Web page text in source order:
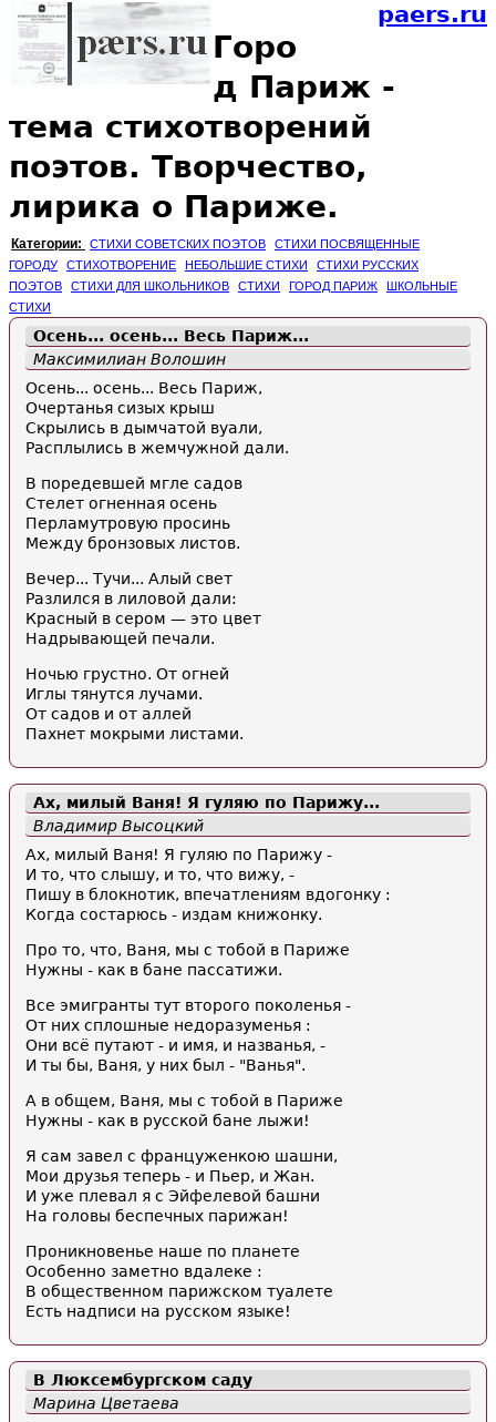
paers.ru
Горо
д Париж -
тема стихотворений
поэтов. Творчество,
лирика о Париже.
Категории: СТИХИ СОВЕТСКИХ ПОЭТОВ
СТИХИ ПОСВЯЩЕННЫЕ
ГОРОДУ
СТИХОТВОРЕНИЕ НЕБОЛЬШИЕ СТИХИ
СТИХИ РУССКИХ
ПОЭТОВ
СТИХИ ДЛЯ ШКОЛЬНИКОВ СТИХИ ГОРОД ПАРИЖ
ШКОЛЬНЫЕ
СТИХИ
Осень... осень... Весь Париж...
Максимилиан Волошин
Осень... осень... Весь Париж,
Очертанья сизых крыш
Скрылись в дымчатой вуали,
Расплылись в жемчужной дали.
В поредевшей мгле садов
Стелет огненная осень
Перламутровую просинь
Между бронзовых листов.
Вечер... Тучи... Алый свет
Разлился в лиловой дали:
Красный в сером — это цвет
Надрывающей печали.
Ночью грустно. От огней
Иглы тянутся лучами.
От садов и от аллей
Пахнет мокрыми листами.
Ах, милый Ваня! Я гуляю по Парижу...
Владимир Высоцкий
Ах, милый Ваня! Я гуляю по Парижу -
И то, что слышу, и то, что вижу, -
Пишу в блокнотик, впечатлениям вдогонку :
Когда состарюсь - издам книжонку.
Про то, что, Ваня, мы с тобой в Париже
Нужны - как в бане пассатижи.
Все эмигранты тут второго поколенья -
От них сплошные недоразуменья :
Они всё путают - и имя, и названья, -
И ты бы, Ваня, у них был - "Ванья".
А в общем, Ваня, мы с тобой в Париже
Нужны - как в русской бане лыжи!
Я сам завел с француженкою шашни,
Мои друзья теперь - и Пьер, и Жан.
И уже плевал я с Эйфелевой башни
На головы беспечных парижан!
Проникновенье наше по планете
Особенно заметно вдалеке :
В общественном парижском туалете
Есть надписи на русском языке!
В Люксембургском саду
Марина Цветаева